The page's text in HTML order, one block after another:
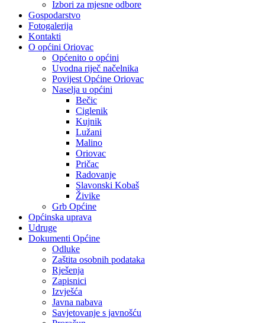
Izbori za mjesne odbore
Gospodarstvo
Fotogalerija
Kontakti
O općini Oriovac
Općenito o općini
Uvodna riječ načelnika
Povijest Općine Oriovac
Naselja u općini
Bečic
Ciglenik
Kujnik
Lužani
Malino
Oriovac
Pričac
Radovanje
Slavonski Kobaš
Živike
Grb Općine
Općinska uprava
Udruge
Dokumenti Općine
Odluke
Zaštita osobnih podataka
Rješenja
Zapisnici
Izvješća
Javna nabava
Savjetovanje s javnošću